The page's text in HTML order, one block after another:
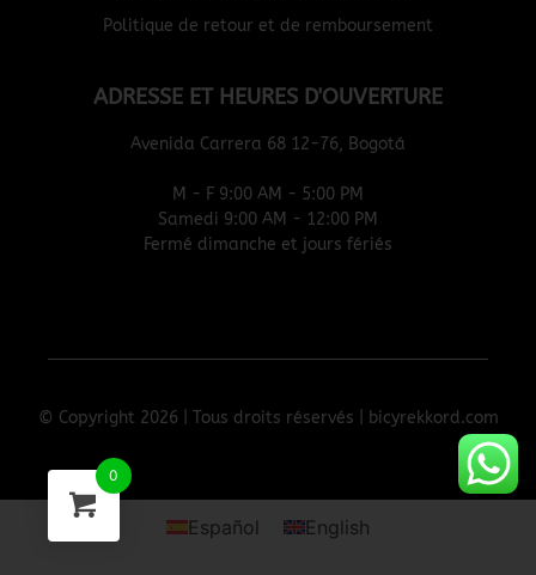
Politique de retour et de remboursement
ADRESSE ET HEURES D'OUVERTURE
Avenida Carrera 68 12-76, Bogotá
M - F 9:00 AM - 5:00 PM
Samedi 9:00 AM - 12:00 PM
Fermé dimanche et jours fériés
© Copyright 2026 | Tous droits réservés | bicyrekkord.com
0
Español English